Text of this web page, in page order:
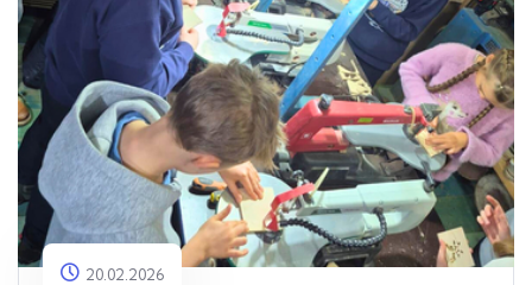
20.02.2026